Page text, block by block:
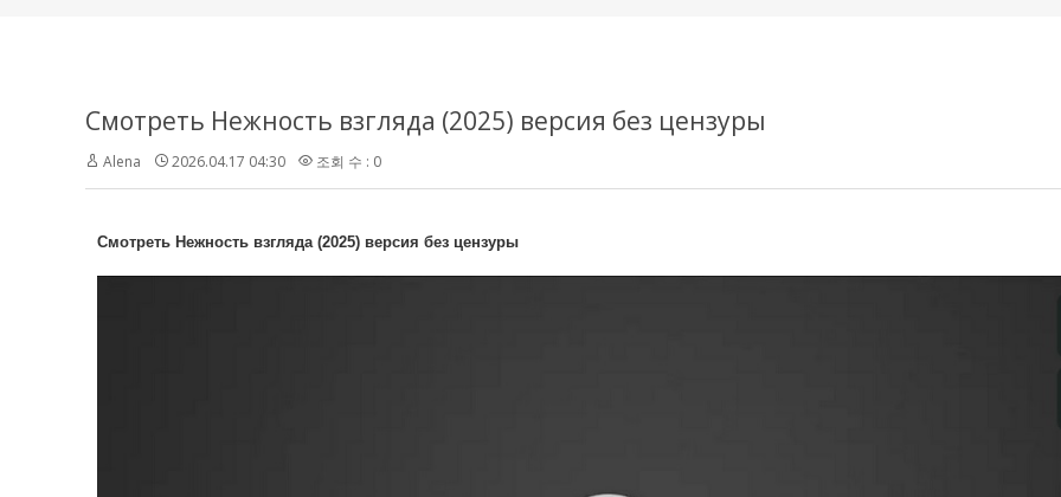
Смотреть Нежность взгляда (2025) версия без цензуры
Alena 2026.04.17 04:30 조회 수 : 0
Смотреть Нежность взгляда (2025) версия без цензуры